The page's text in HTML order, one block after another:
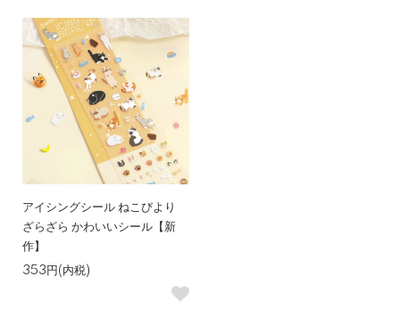
アイシングシール ねこびより
ざらざら かわいいシール【新
作】
353円(内税)